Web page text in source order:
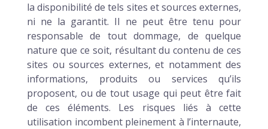
la disponibilité de tels sites et sources externes,
ni ne la garantit. Il ne peut être tenu pour
responsable de tout dommage, de quelque
nature que ce soit, résultant du contenu de ces
sites ou sources externes, et notamment des
informations, produits ou services qu’ils
proposent, ou de tout usage qui peut être fait
de ces éléments. Les risques liés à cette
utilisation incombent pleinement à l’internaute,